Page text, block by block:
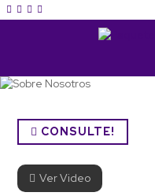
CONSULTE!
Ver Video